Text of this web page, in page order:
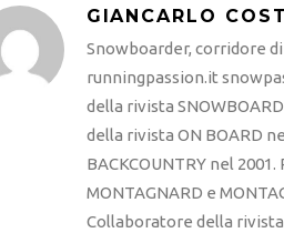
GIANCARLO
Snowboarder, corridore
runningpassion.it
della rivista
della rivista ON BOARD
BACKCOUNTRY nel
MONTAGNARD e
Collaboratore della rivista